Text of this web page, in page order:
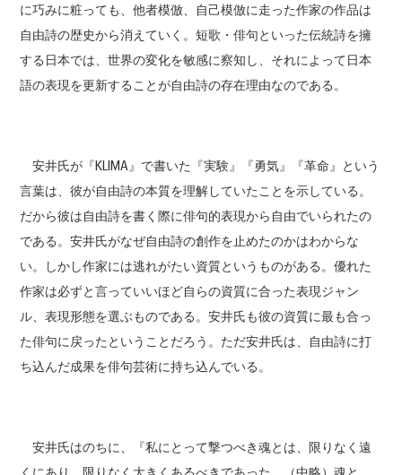
に巧みに粧っても、他者模倣、自己模倣に走った作家の作品は
自由詩の歴史から消えていく。短歌・俳句といった伝統詩を擁
する日本では、世界の変化を敏感に察知し、それによって日本
語の表現を更新することが自由詩の存在理由なのである。
安井氏が『KLIMA』で書いた『実験』『勇気』『革命』という
言葉は、彼が自由詩の本質を理解していたことを示している。
だから彼は自由詩を書く際に俳句的表現から自由でいられたの
である。安井氏がなぜ自由詩の創作を止めたのかはわからな
い。しかし作家には逃れがたい資質というものがある。優れた
作家は必ずと言っていいほど自らの資質に合った表現ジャン
ル、表現形態を選ぶものである。安井氏も彼の資質に最も合っ
た俳句に戻ったということだろう。ただ安井氏は、自由詩に打
ち込んだ成果を俳句芸術に持ち込んでいる。
安井氏はのちに、『私にとって撃つべき魂とは、限りなく遠